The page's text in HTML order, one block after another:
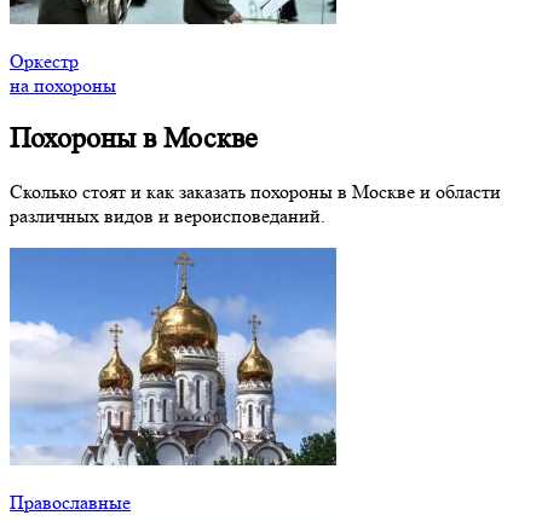
Оркестр
на похороны
Похороны в Москве
Сколько стоят и как заказать похороны в Москве и области
различных видов и вероисповеданий.
Православные